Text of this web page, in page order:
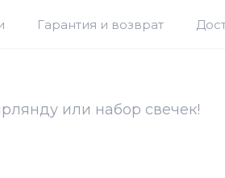
Гарантия и возврат
или набор свечек!